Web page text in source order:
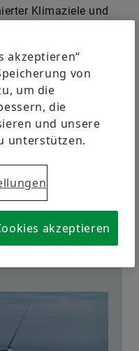
Klimaziele und
der Windkraft als
Bedeutung zu.
Lasten und
immer stärker
im Falle
und
bei Offshore-
akzeptieren“
von
um die
die
und unsere
unterstützen.
akzeptieren